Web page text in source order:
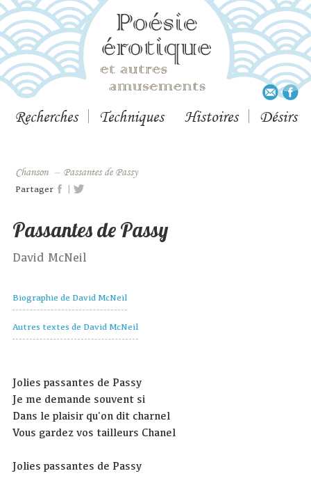
Recherches Techniques Histoires Désirs
Chanson – Passantes de Passy
Partager |
Passantes de Passy
David McNeil
Biographie de David McNeil
Autres textes de David McNeil
Jolies passantes de Passy
Je me demande souvent si
Dans le plaisir qu'on dit charnel
Vous gardez vos tailleurs Chanel
Jolies passantes de Passy